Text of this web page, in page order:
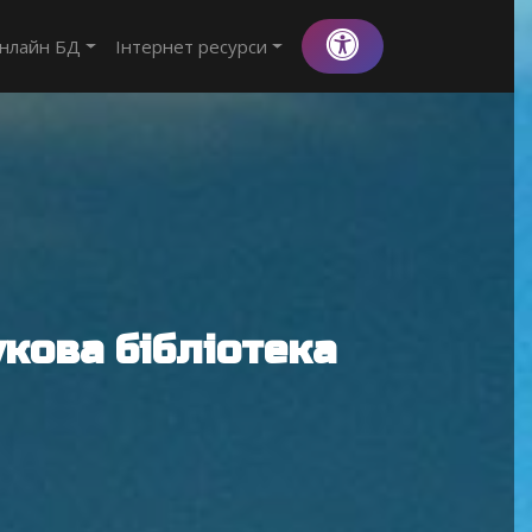
БД Інтернет ресурси
бібліотека